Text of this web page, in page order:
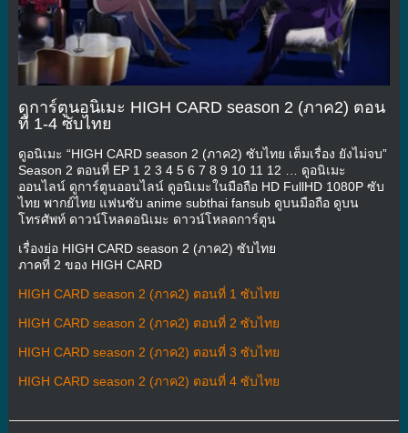
ดูการ์ตูนอนิเมะ HIGH CARD season 2 (ภาค2) ตอน
ที่ 1-4 ซับไทย
ดูอนิเมะ “HIGH CARD season 2 (ภาค2) ซับไทย เต็มเรื่อง ยังไม่จบ”
Season 2 ตอนที่ EP 1 2 3 4 5 6 7 8 9 10 11 12 … ดูอนิเมะ
ออนไลน์ ดูการ์ตูนออนไลน์ ดูอนิเมะในมือถือ HD FullHD 1080P ซับ
ไทย พากย์ไทย แฟนซับ anime subthai fansub ดูบนมือถือ ดูบน
โทรศัพท์ ดาวน์โหลดอนิเมะ ดาวน์โหลดการ์ตูน
เรื่องย่อ HIGH CARD season 2 (ภาค2) ซับไทย
ภาคที่ 2 ของ HIGH CARD
HIGH CARD season 2 (ภาค2) ตอนที่ 1 ซับไทย
HIGH CARD season 2 (ภาค2) ตอนที่ 2 ซับไทย
HIGH CARD season 2 (ภาค2) ตอนที่ 3 ซับไทย
HIGH CARD season 2 (ภาค2) ตอนที่ 4 ซับไทย